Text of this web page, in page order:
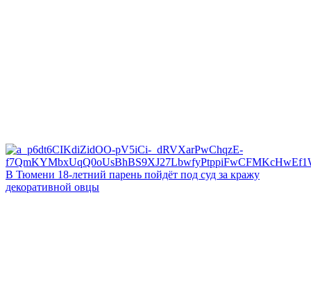
В Тюмени 18‑летний парень пойдёт под суд за кражу
декоративной овцы